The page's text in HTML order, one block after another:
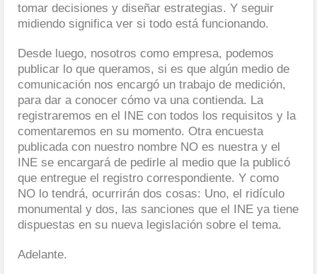
tomar decisiones y diseñar estrategias. Y seguir
midiendo significa ver si todo está funcionando.
Desde luego, nosotros como empresa, podemos
publicar lo que queramos, si es que algún medio de
comunicación nos encargó un trabajo de medición,
para dar a conocer cómo va una contienda. La
registraremos en el INE con todos los requisitos y la
comentaremos en su momento. Otra encuesta
publicada con nuestro nombre NO es nuestra y el
INE se encargará de pedirle al medio que la publicó
que entregue el registro correspondiente. Y como
NO lo tendrá, ocurrirán dos cosas: Uno, el ridículo
monumental y dos, las sanciones que el INE ya tiene
dispuestas en su nueva legislación sobre el tema.
Adelante.